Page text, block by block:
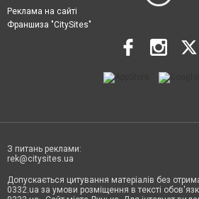
Реклама на сайті
Франшиза "CitySites"
З питань реклами:
rek@citysites.ua
Допускається цитування матеріалів без
0332.ua за умови розміщення в тексті